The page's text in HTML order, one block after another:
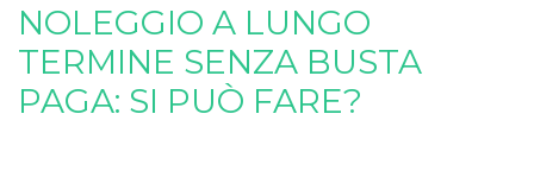
NOLEGGIO A LUNGO
TERMINE SENZA BUSTA
PAGA: SI PUÒ FARE?